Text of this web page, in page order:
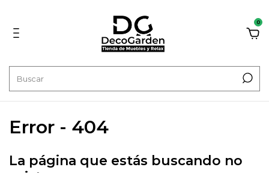
0
Error - 404
La página que estás buscando no